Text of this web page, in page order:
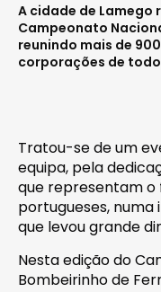
A cidade de Lamego
Campeonato
reunindo mais de
corporações de
Tratou-se de um
equipa, pela
que representam
portugueses,
que levou grande
Nesta edição do
Bombeirinho de